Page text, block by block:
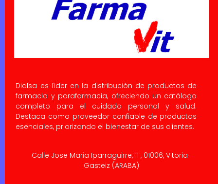
Dialsa es líder en la distribución de productos de
farmacia y parafarmacia, ofreciendo un catálogo
completo para el cuidado personal y salud.
Destaca como proveedor confiable de productos
esenciales, priorizando el bienestar de sus clientes.
Calle Jose Maria Iparraguirre, 11 , 01006, Vitoria-
Gasteiz (ARABA)